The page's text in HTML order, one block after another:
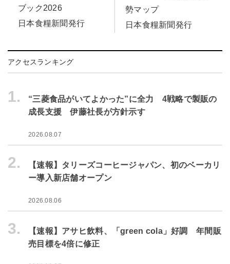
ブック2026
日本食糧新聞発行
勢マップ
日本食糧新聞発行
アクセスランキング
1.
“三菱食品がいてよかった”に全力 4戦略で製販の
成長支援 伊藤社長が方針示す
2026.08.07
2.
【速報】タリーズコーヒージャパン、初のベーカリ
ー導入新店舗オープン
2026.08.06
3.
【速報】アサヒ飲料、「green cola」好調 年間販
売目標を4倍に修正